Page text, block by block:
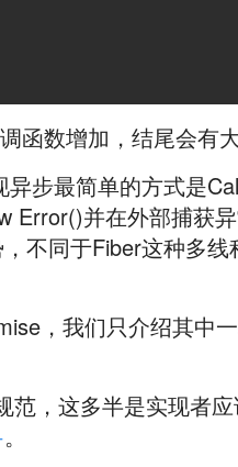
函数增加，结尾会有
步最简单的方式是
Error()并在外部捕获
不同于Fiber这种多
，我们只介绍其中
，这多半是实现者
。